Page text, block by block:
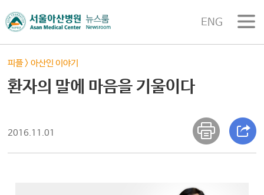
ENG
피플>아산인 이야기
환자의 말에 마음을 기울이다
2016.11.01